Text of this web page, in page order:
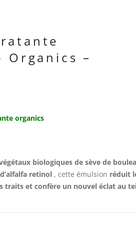
Organics –
organics
biologiques de sève de
retinol , cette émulsion réduit
traits et confère un nouvel éclat au